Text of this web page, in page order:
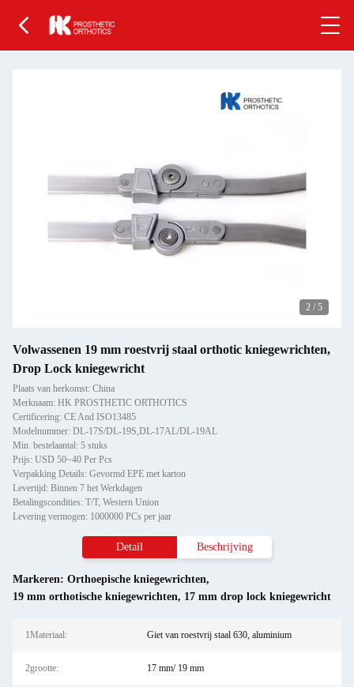
2 / 5
Volwassenen 19 mm roestvrij staal orthotic kniegewrichten,
Drop Lock kniegewricht
Plaats van herkomst: China
Merknaam: HK PROSTHETIC ORTHOTICS
Certificering: CE And ISO13485
Modelnummer: DL-17S/DL-19S,DL-17AL/DL-19AL
Min. bestelaantal: 5 stuks
Prijs: USD 50~40 Per Pcs
Verpakking Details: Gevormd EPE met karton
Levertijd: Binnen 7 het Werkdagen
Betalingscondities: T/T, Western Union
Levering vermogen: 1000000 PCs per jaar
Detail Beschrijving
Markeren: Orthoepische kniegewrichten,
19 mm orthotische kniegewrichten, 17 mm drop lock kniegewricht
1Materiaal: Giet van roestvrij staal 630, aluminium
2grootte: 17 mm/ 19 mm